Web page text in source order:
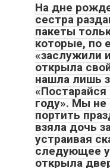
На дне
сестра
пакеты
которые, по
«заслужили
открыла
нашла лишь
году». Мы не
портить
взяла дочь
устраивая
следующее
открыла